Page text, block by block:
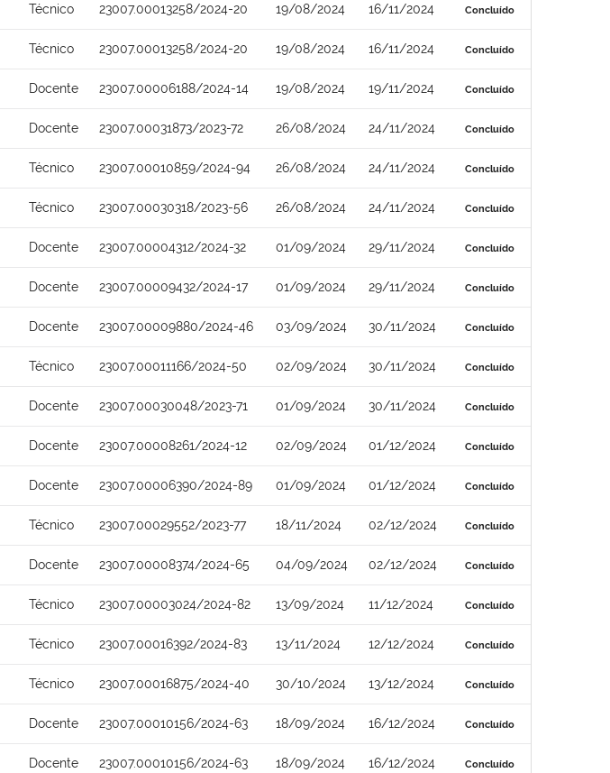
Técnico 23007.00013258/2024-20 19/08/2024 16/11/2024 Concluído
Técnico 23007.00013258/2024-20 19/08/2024 16/11/2024 Concluído
Docente 23007.00006188/2024-14 19/08/2024 19/11/2024 Concluído
Docente 23007.00031873/2023-72 26/08/2024 24/11/2024 Concluído
Técnico 23007.00010859/2024-94 26/08/2024 24/11/2024 Concluído
Técnico 23007.00030318/2023-56 26/08/2024 24/11/2024 Concluído
Docente 23007.00004312/2024-32 01/09/2024 29/11/2024 Concluído
Docente 23007.00009432/2024-17 01/09/2024 29/11/2024 Concluído
Docente 23007.00009880/2024-46 03/09/2024 30/11/2024 Concluído
Técnico 23007.00011166/2024-50 02/09/2024 30/11/2024 Concluído
Docente 23007.00030048/2023-71 01/09/2024 30/11/2024 Concluído
Docente 23007.00008261/2024-12 02/09/2024 01/12/2024 Concluído
Docente 23007.00006390/2024-89 01/09/2024 01/12/2024 Concluído
Técnico 23007.00029552/2023-77 18/11/2024 02/12/2024 Concluído
Docente 23007.00008374/2024-65 04/09/2024 02/12/2024 Concluído
Técnico 23007.00003024/2024-82 13/09/2024 11/12/2024 Concluído
Técnico 23007.00016392/2024-83 13/11/2024 12/12/2024 Concluído
Técnico 23007.00016875/2024-40 30/10/2024 13/12/2024 Concluído
Docente 23007.00010156/2024-63 18/09/2024 16/12/2024 Concluído
Docente 23007.00010156/2024-63 18/09/2024 16/12/2024 Concluído